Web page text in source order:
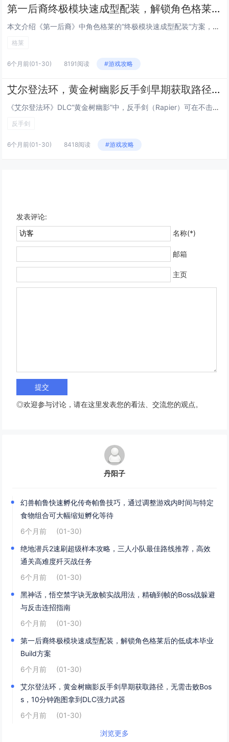
第一后裔终极模块速成型配装，解锁角色格莱后的低成本毕业Build方案
本文介绍《第一后裔》中角色格莱的“终极模块速成型配装”方案，主打低成本、高效率达成毕业强度，该Build围绕格莱的高机动...
格莱
6个月前(01-30) 8191阅读 #游戏攻略
艾尔登法环，黄金树幽影反手剑早期获取路径，无需击败Boss，10分钟跑图拿到DLC强力武器
《艾尔登法环》DLC“黄金树幽影”中，反手剑（Rapier）可在不击败任何Boss的前提下，通过约10分钟的高效跑图流程...
反手剑
6个月前(01-30) 8418阅读 #游戏攻略
发表评论:
名称(*)
邮箱
主页
◎欢迎参与讨论，请在这里发表您的看法、交流您的观点。
丹阳子
幻兽帕鲁快速孵化传奇帕鲁技巧，通过调整游戏内时间与特定
食物组合可大幅缩短孵化等待
6个月前
(01-30)
绝地潜兵2速刷超级样本攻略，三人小队最佳路线推荐，高效
通关高难度歼灭战任务
6个月前
(01-30)
黑神话，悟空禁字诀无敌帧实战用法，精确到帧的Boss战躲避
与反击连招指南
6个月前
(01-30)
第一后裔终极模块速成型配装，解锁角色格莱后的低成本毕业
Build方案
6个月前
(01-30)
艾尔登法环，黄金树幽影反手剑早期获取路径，无需击败Bos
s，10分钟跑图拿到DLC强力武器
6个月前
(01-30)
浏览更多